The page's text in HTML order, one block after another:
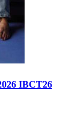
IBCT26